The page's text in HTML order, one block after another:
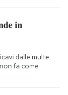
in
dalle multe
fa come